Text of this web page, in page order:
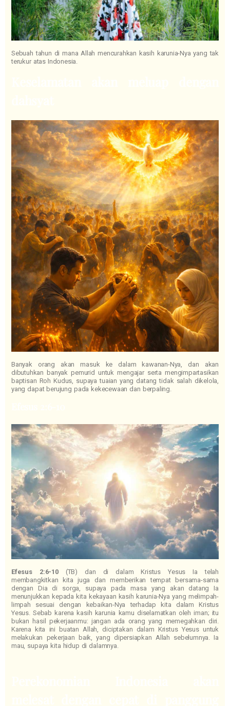
Sebuah tahun di mana Allah mencurahkan kasih karunia-Nya yang tak
terukur atas Indonesia.
Banyak orang akan masuk ke dalam kawanan-Nya, dan akan
dibutuhkan banyak pemurid untuk mengajar serta mengimpartasikan
baptisan Roh Kudus, supaya tuaian yang datang tidak salah dikelola,
yang dapat berujung pada kekecewaan dan berpaling.
Efesus 2:6-10(TB) dan di dalam Kristus Yesus Ia telah
membangkitkan kita juga dan memberikan tempat bersama-sama
dengan Dia di sorga, supaya pada masa yang akan datang Ia
menunjukkan kepada kita kekayaan kasih karunia-Nya yang melimpah-
limpah sesuai dengan kebaikan-Nya terhadap kita dalam Kristus
Yesus. Sebab karena kasih karunia kamu diselamatkan oleh iman; itu
bukan hasil pekerjaanmu: jangan ada orang yang memegahkan diri.
Karena kita ini buatan Allah, diciptakan dalam Kristus Yesus untuk
melakukan pekerjaan baik, yang dipersiapkan Allah sebelumnya. Ia
mau, supaya kita hidup di dalamnya.